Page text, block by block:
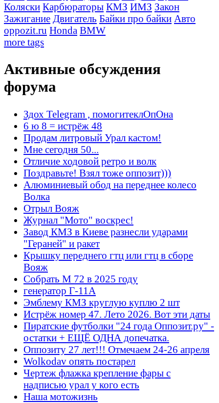
Коляски Карбюраторы КМЗ ИМЗ Закон
Зажигание Двигатель Байки про байки Авто
oppozit.ru Honda BMW
more tags
Активные обсуждения
форума
Здох Telegram , помогитеклОпОна
6 ю 8 = истрёж 48
Продам литровый Урал кастом!
Мне сегодня 50...
Отличие ходовой ретро и волк
Поздравьте! Взял тоже оппозит)))
Алюминиевый обод на переднее колесо
Волка
Отрыл Вояж
Журнал "Мото" воскрес!
Завод КМЗ в Киеве разнесли ударами
"Гераней" и ракет
Крышку переднего гтц или гтц в сборе
Вояж
Собрать М 72 в 2025 году
генератор Г-11А
Эмблему КМЗ круглую куплю 2 шт
Истрёж номер 47. Лето 2026. Вот эти даты
Пиратские футболки "24 года Оппозит.ру" -
остатки + ЕЩЁ ОДНА допечатка.
Оппозиту 27 лет!!! Отмечаем 24-26 апреля
Wolkodav опять постарел
Чертеж флажка крепление фары с
надписью урал у кого есть
Наша мотожизнь